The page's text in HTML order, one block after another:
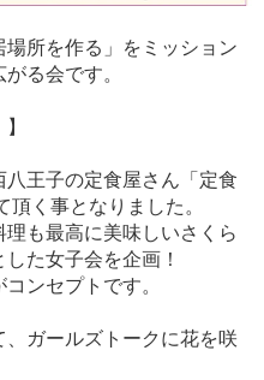
所を作る」をミッション
る会です。
王子の定食屋さん「定食
く事となりました。
も最高に美味しいさくら
た女子会を企画！
ンセプトです。
ガールズトークに花を咲